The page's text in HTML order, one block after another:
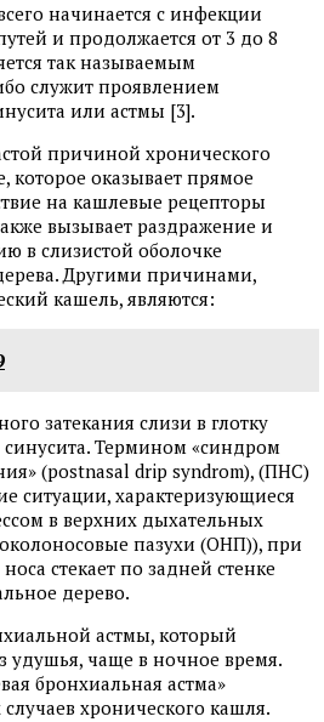
начинается с инфекции
и продолжается от 3 до 8
так называемым
служит проявлением
или астмы [3].
причиной хронического
которое оказывает прямое
на кашлевые рецепторы
вызывает раздражение и
в слизистой оболочке
Другими причинами,
кашель, являются:
затекания слизи в глотку
Термином «синдром
(postnasal drip syndrom), (ПНС)
ситуации, характеризующиеся
в верхних дыхательных
околоносовые пазухи (ОНП)), при
стекает по задней стенке
дерево.
астмы, который
удушья, чаще в ночное время.
бронхиальная астма»
случаев хронического кашля.